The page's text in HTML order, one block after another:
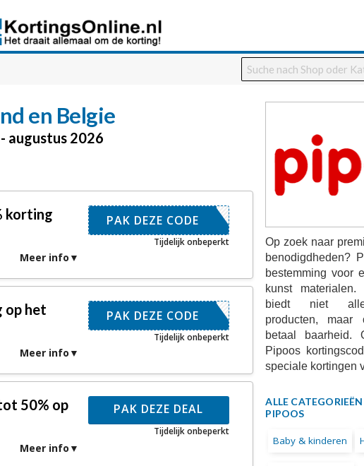
Op zoek naar
benodigdheden?
bestemming voor
kunst
biedt niet
producten, maar
betaal baarheid.
Pipoos
speciale kortingen
ALLE
PIPOOS
Baby & kinderen
en Belgie
augustus 2026
korting
Meer info
UWSBRIEF
PAK DEZE CODE
Tijdelijk onbeperkt
op het
Meer info
NKORTING
PAK DEZE CODE
Tijdelijk onbeperkt
50% op
Meer info
PAK DEZE DEAL
Tijdelijk onbeperkt